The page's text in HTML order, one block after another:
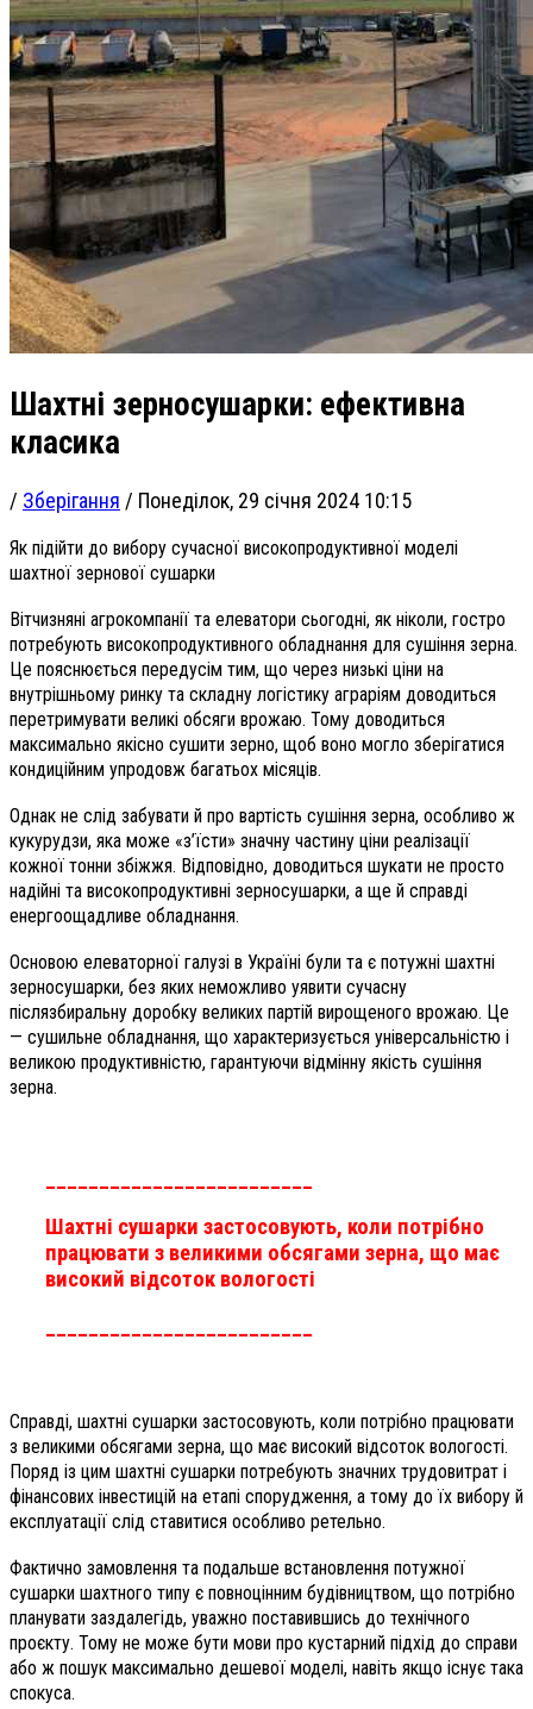
Шахтні зерносушарки: ефективна
класика
/ Зберігання / Понеділок, 29 січня 2024 10:15
Як підійти до вибору сучасної високопродуктивної моделі
шахтної зернової сушарки
Вітчизняні агрокомпанії та елеватори сьогодні, як ніколи, гостро
потребують високопродуктивного обладнання для сушіння зерна.
Це пояснюється передусім тим, що через низькі ціни на
внутрішньому ринку та складну логістику аграріям доводиться
перетримувати великі обсяги врожаю. Тому доводиться
максимально якісно сушити зерно, щоб воно могло зберігатися
кондиційним упродовж багатьох місяців.
Однак не слід забувати й про вартість сушіння зерна, особливо ж
кукурудзи, яка може «з’їсти» значну частину ціни реалізації
кожної тонни збіжжя. Відповідно, доводиться шукати не просто
надійні та високопродуктивні зерносушарки, а ще й справді
енергоощадливе обладнання.
Основою елеваторної галузі в Україні були та є потужні шахтні
зерносушарки, без яких неможливо уявити сучасну
післязбиральну доробку великих партій вирощеного врожаю. Це
— сушильне обладнання, що характеризується універсальністю і
великою продуктивністю, гарантуючи відмінну якість сушіння
зерна.
_________________________
Шахтні сушарки застосовують, коли потрібно
працювати з великими обсягами зерна, що має
високий відсоток вологості
_________________________
Справді, шахтні сушарки застосовують, коли потрібно працювати
з великими обсягами зерна, що має високий відсоток вологості.
Поряд із цим шахтні сушарки потребують значних трудовитрат і
фінансових інвестицій на етапі спорудження, а тому до їх вибору й
експлуатації слід ставитися особливо ретельно.
Фактично замовлення та подальше встановлення потужної
сушарки шахтного типу є повноцінним будівництвом, що потрібно
планувати заздалегідь, уважно поставившись до технічного
проєкту. Тому не може бути мови про кустарний підхід до справи
або ж пошук максимально дешевої моделі, навіть якщо існує така
спокуса.